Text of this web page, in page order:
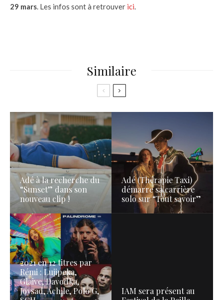
29 mars . Les infos sont à retrouver ici
Similaire
Adé à la recherche du
“Sunset” dans son
nouveau clip !
Adé (Thérapie Taxi)
démarre sa carrière
solo sur “Tout savoir”
2021 en 12 titres par
Rémi : Lujipeka,
Glaive, Davodka,
Joysad, Achile, Polo G,
IAM sera présent au